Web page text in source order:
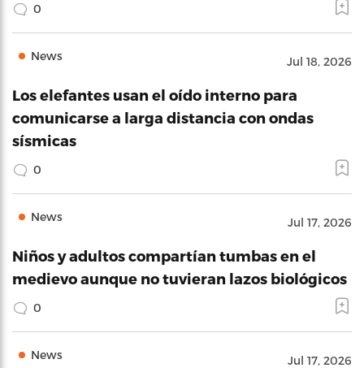
0
News Jul 18, 2026
Los elefantes usan el oído interno para
comunicarse a larga distancia con ondas
sísmicas
0
News Jul 17, 2026
Niños y adultos compartían tumbas en el
medievo aunque no tuvieran lazos biológicos
0
News Jul 17, 2026